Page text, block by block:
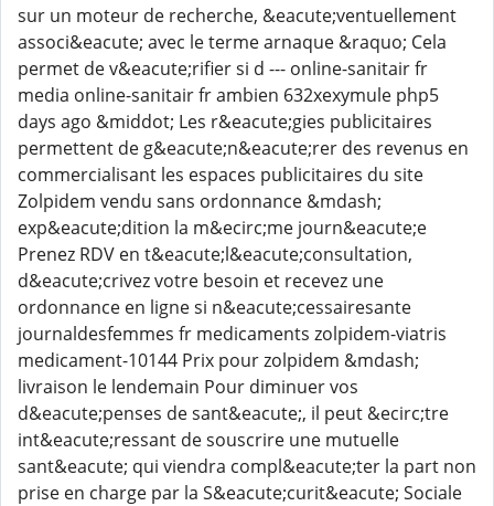
sur un moteur de recherche, &eacute;ventuellement
associ&eacute; avec le terme arnaque &raquo; Cela
permet de v&eacute;rifier si d --- online-sanitair fr
media online-sanitair fr ambien 632xexymule php5
days ago &middot; Les r&eacute;gies publicitaires
permettent de g&eacute;n&eacute;rer des revenus en
commercialisant les espaces publicitaires du site
Zolpidem vendu sans ordonnance &mdash;
exp&eacute;dition la m&ecirc;me journ&eacute;e
Prenez RDV en t&eacute;l&eacute;consultation,
d&eacute;crivez votre besoin et recevez une
ordonnance en ligne si n&eacute;cessairesante
journaldesfemmes fr medicaments zolpidem-viatris
medicament-10144 Prix pour zolpidem &mdash;
livraison le lendemain Pour diminuer vos
d&eacute;penses de sant&eacute;, il peut &ecirc;tre
int&eacute;ressant de souscrire une mutuelle
sant&eacute; qui viendra compl&eacute;ter la part non
prise en charge par la S&eacute;curit&eacute; Sociale